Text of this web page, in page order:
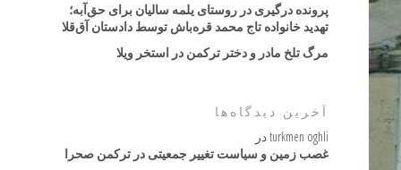
پرونده درگیری در روستای یلمه سالیان برای حق‌آبه؛
تهدید خانواده تاج محمد قره‌باش توسط دادستان آق‌قلا
مرگ تلخ مادر و دختر ترکمن در استخر ویلا
آخرین دیدگاه‌ها
turkmen oghliدر
غصب زمین و سیاست تغییر جمعیتی در ترکمن صحرا